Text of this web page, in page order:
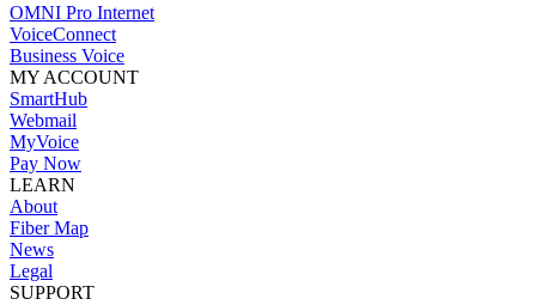
OMNI Pro Internet
VoiceConnect
Business Voice
MY ACCOUNT
SmartHub
Webmail
MyVoice
Pay Now
LEARN
About
Fiber Map
News
Legal
SUPPORT